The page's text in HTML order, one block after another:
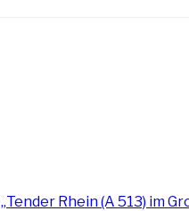
„Tender Rhein (A 513) im